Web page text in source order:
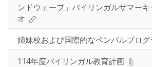
し
Enter
ンドウェーブ」バイリンガルサマー
オ
姉妹校および国際的なペンパルプログ
114年度バイリンガル教育計画